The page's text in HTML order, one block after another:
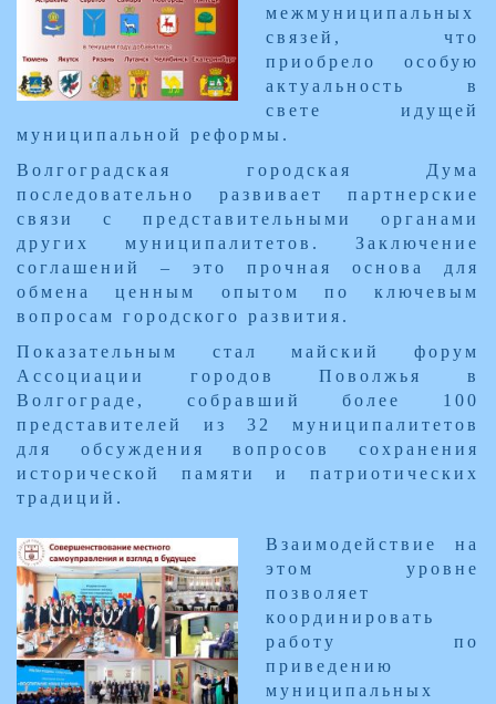
межмуниципальных
связей, что
приобрело особую
актуальность в
свете идущей
муниципальной реформы.
Волгоградская городская Дума
последовательно развивает партнерские
связи с представительными органами
других муниципалитетов. Заключение
соглашений – это прочная основа для
обмена ценным опытом по ключевым
вопросам городского развития.
Показательным стал майский форум
Ассоциации городов Поволжья в
Волгограде, собравший более 100
представителей из 32 муниципалитетов
для обсуждения вопросов сохранения
исторической памяти и патриотических
традиций.
​Взаимодействие на
этом уровне
позволяет
координировать
работу по
приведению
муниципальных